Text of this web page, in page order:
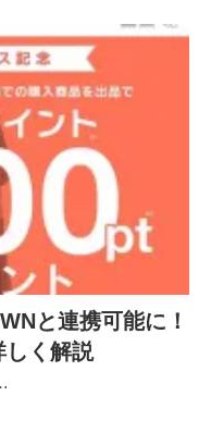
と連携可能に！
しく解説